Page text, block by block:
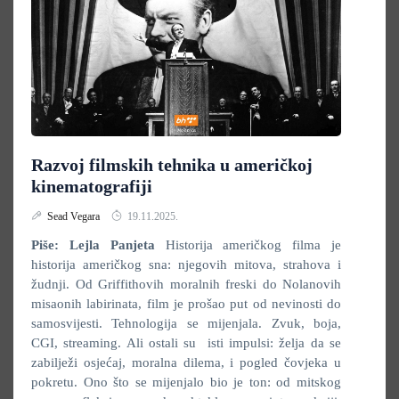
Razvoj filmskih tehnika u američkoj
kinematografiji
Sead Vegara 19.11.2025.
Piše: Lejla Panjeta Historija američkog filma je
historija američkog sna: njegovih mitova, strahova i
žudnji. Od Griffithovih moralnih freski do Nolanovih
misaonih labirinata, film je prošao put od nevinosti do
samosvijesti. Tehnologija se mijenjala. Zvuk, boja,
CGI, streaming. Ali ostali su isti impulsi: želja da se
zabilježi osjećaj, moralna dilema, i pogled čovjeka u
pokretu. Ono što se mijenjalo bio je ton: od mitskog